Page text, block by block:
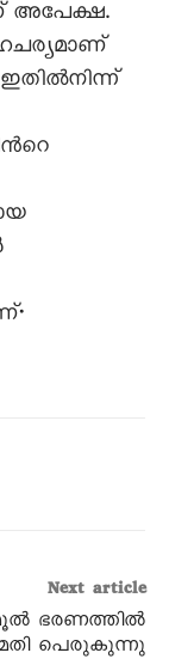
അപേക്ഷ.
Next article
ഭരണത്തില്‍
പെരുകുന്നു